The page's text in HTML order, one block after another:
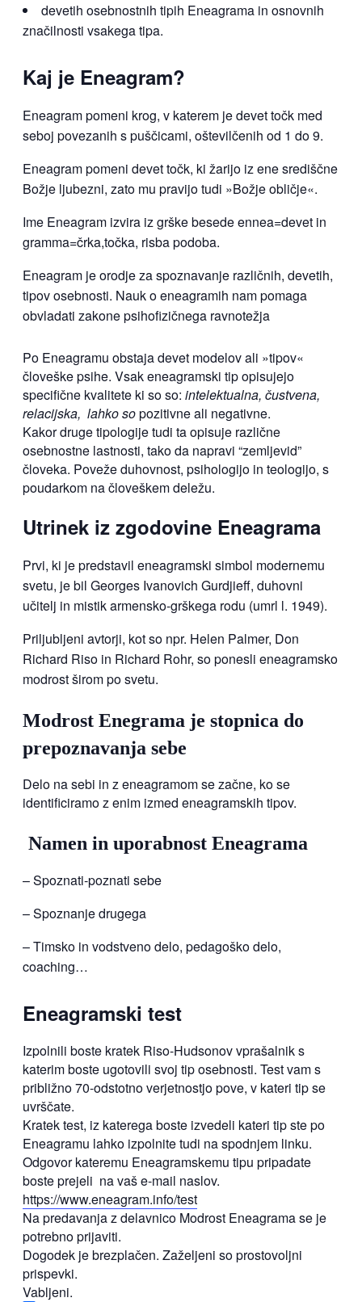
devetih osebnostnih tipih Eneagrama in osnovnih
značilnosti vsakega tipa.
Kaj je Eneagram?
Eneagram pomeni krog, v katerem je devet točk med
seboj povezanih s puščicami, oštevilčenih od 1 do 9.
Eneagram pomeni devet točk, ki žarijo iz ene središčne
Božje ljubezni, zato mu pravijo tudi »Božje obličje«.
Ime Eneagram izvira iz grške besede ennea=devet in
gramma=črka,točka, risba podoba.
Eneagram je orodje za spoznavanje različnih, devetih,
tipov osebnosti. Nauk o eneagramih nam pomaga
obvladati zakone psihofizičnega ravnotežja
Po Eneagramu obstaja devet modelov ali »tipov«
človeške psihe. Vsak eneagramski tip opisujejo
specifične kvalitete ki so so: intelektualna, čustvena,
relacijska, lahko sopozitivne ali negativne.
Kakor druge tipologije tudi ta opisuje različne
osebnostne lastnosti, tako da napravi “zemljevid”
človeka. Poveže duhovnost, psihologijo in teologijo, s
poudarkom na človeškem deležu.
Utrinek iz zgodovine Eneagrama
Prvi, ki je predstavil eneagramski simbol modernemu
svetu, je bil Georges Ivanovich Gurdjieff, duhovni
učitelj in mistik armensko-grškega rodu (umrl l. 1949).
Priljubljeni avtorji, kot so npr. Helen Palmer, Don
Richard Riso in Richard Rohr, so ponesli eneagramsko
modrost širom po svetu.
Modrost Enegrama je stopnica do
prepoznavanja sebe
Delo na sebi in z eneagramom se začne, ko se
identificiramo z enim izmed eneagramskih tipov.
Namen in uporabnost Eneagrama
– Spoznati-poznati sebe
– Spoznanje drugega
– Timsko in vodstveno delo, pedagoško delo,
coaching…
Eneagramski test
Izpolnili boste kratek Riso-Hudsonov vprašalnik s
katerim boste ugotovili svoj tip osebnosti. Test vam s
približno 70-odstotno verjetnostjo pove, v kateri tip se
uvrščate.
Kratek test, iz katerega boste izvedeli kateri tip ste po
Eneagramu lahko izpolnite tudi na spodnjem linku.
Odgovor kateremu Eneagramskemu tipu pripadate
boste prejeli na vaš e-mail naslov.
https://www.eneagram.info/test
Na predavanja z delavnico Modrost Eneagrama se je
potrebno prijaviti.
Dogodek je brezplačen. Zaželjeni so prostovoljni
prispevki.
Vabljeni.